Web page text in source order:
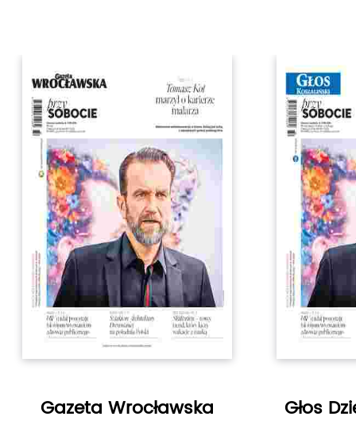
Gazeta Wrocławska Głos